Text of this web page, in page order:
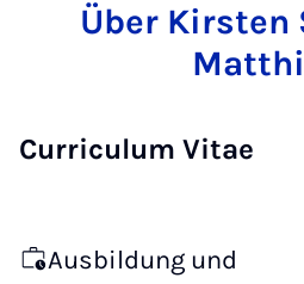
Über Kirsten
Curriculum Vitae
Ausbildung und